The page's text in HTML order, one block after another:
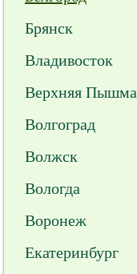
Брянск
Владивосток
Верхняя Пышма
Волгоград
Волжск
Вологда
Воронеж
Екатеринбург